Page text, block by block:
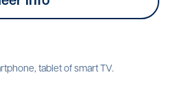
tablet of smart TV.